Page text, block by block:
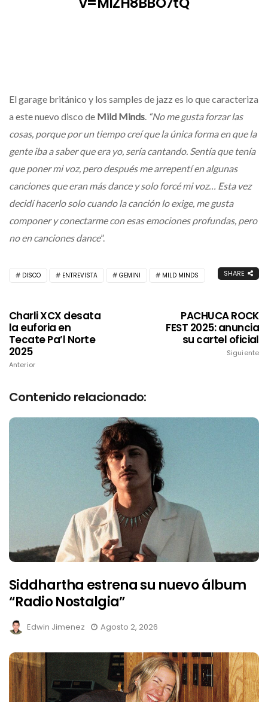
El garage británico y los samples de jazz es lo que caracteriza
a este nuevo disco de Mild Minds. “No me gusta forzar las
cosas, porque por un tiempo creí que la única forma en que la
gente iba a saber que era yo, sería cantando. Sentía que tenía
que poner mi voz, pero después me arrepentí en algunas
canciones que eran más dance y solo forcé mi voz… Esta vez
decidí hacerlo solo cuando la canción lo exige, me gusta
componer y conectarme con esas emociones profundas, pero
no en canciones dance”.
DISCO ENTREVISTA GEMINI MILD MINDS SHARE
Charli XCX desata
la euforia en
Tecate Pa’l Norte
2025
Anterior
PACHUCA ROCK
FEST 2025: anuncia
su cartel oficial
Siguiente
Contenido relacionado:
Siddhartha estrena su nuevo álbum
“Radio Nostalgia”
Edwin Jimenez Agosto 2, 2026